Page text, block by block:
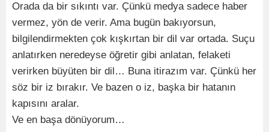
Orada da bir sıkıntı var. Çünkü medya sadece haber
vermez, yön de verir. Ama bugün bakıyorsun,
bilgilendirmekten çok kışkırtan bir dil var ortada. Suçu
anlatırken neredeyse öğretir gibi anlatan, felaketi
verirken büyüten bir dil… Buna itirazım var. Çünkü her
söz bir iz bırakır. Ve bazen o iz, başka bir hatanın
kapısını aralar.
Ve en başa dönüyorum…